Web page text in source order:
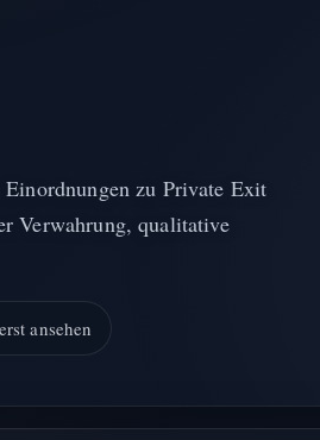
zu Private Exit
Verwahrung, qualitative
ansehen